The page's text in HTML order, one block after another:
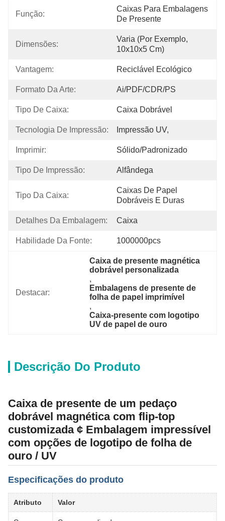
Função:
Caixas Para Embalagens
De Presente
Dimensões:
Varia (por Exemplo,
10x10x5 Cm)
Vantagem: Reciclável Ecológico
Formato Da Arte: Ai/PDF/CDR/PS
Tipo De Caixa: Caixa Dobrável
Tecnologia De Impressão: Impressão UV,
Imprimir: Sólido/padronizado
Tipo De Impressão: Alfândega
Tipo Da Caixa:
Caixas De Papel
Dobráveis ​​e Duras
Detalhes Da Embalagem: Caixa
Habilidade Da Fonte: 1000000pcs
Destacar:
Caixa de presente magnética
dobrável personalizada
,
Embalagens de presente de
folha de papel imprimível
,
Caixa-presente com logotipo
UV de papel de ouro
Descrição Do Produto
Caixa de presente de um pedaço
dobrável magnética com flip-top
customizada ¢ Embalagem impressível
com opções de logotipo de folha de
ouro / UV
Especificações do produto
Atributo Valor